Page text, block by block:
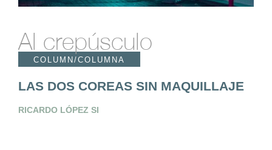
Al crepúsculo
COLUMN/COLUMNA
LAS DOS COREAS SIN MAQUILLAJE
RICARDO LÓPEZ SI